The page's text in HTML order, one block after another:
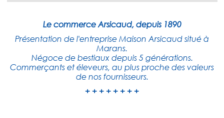
Le commerce Arsicaud, depuis 1890
Présentation de l'entreprise Maison Arsicaud situé à
Marans.
Négoce de bestiaux depuis 5 générations.
Commerçants et éleveurs, au plus proche des valeurs
de nos fournisseurs.
+ + + + + + + +